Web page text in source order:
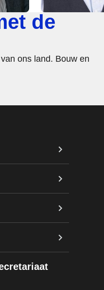
de
ons land. Bouw en